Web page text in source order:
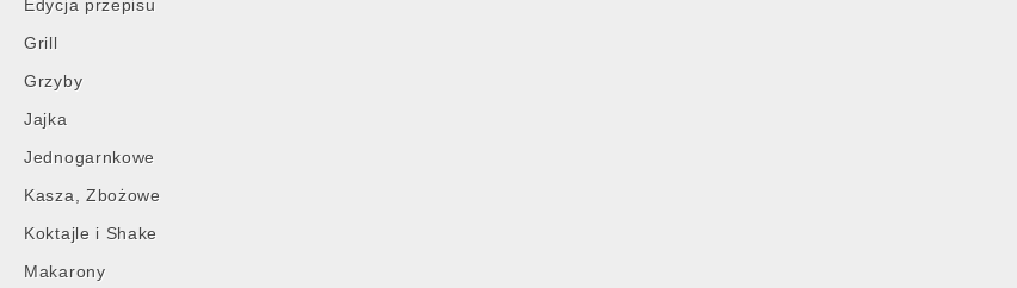
Edycja przepisu
Grill
Grzyby
Jajka
Jednogarnkowe
Kasza, Zbożowe
Koktajle i Shake
Makarony